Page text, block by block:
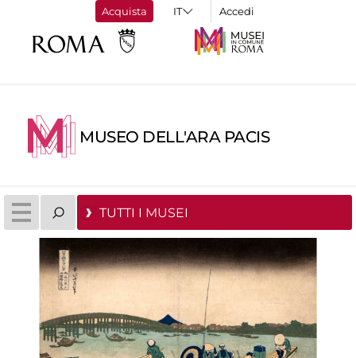
Acquista Accedi
MUSEO DELL'ARA PACIS
TUTTI I MUSEI